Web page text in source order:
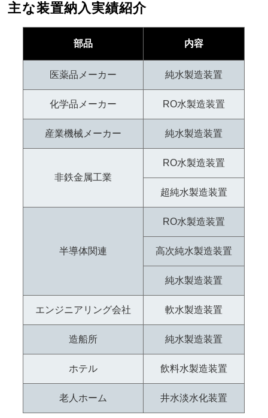
主な装置納入実績紹介
部品 内容
医薬品メーカー 純水製造装置
化学品メーカー RO水製造装置
産業機械メーカー 純水製造装置
非鉄金属工業
RO水製造装置
超純水製造装置
半導体関連
RO水製造装置
高次純水製造装置
純水製造装置
エンジニアリング会社 軟水製造装置
造船所 純水製造装置
ホテル 飲料水製造装置
老人ホーム 井水淡水化装置